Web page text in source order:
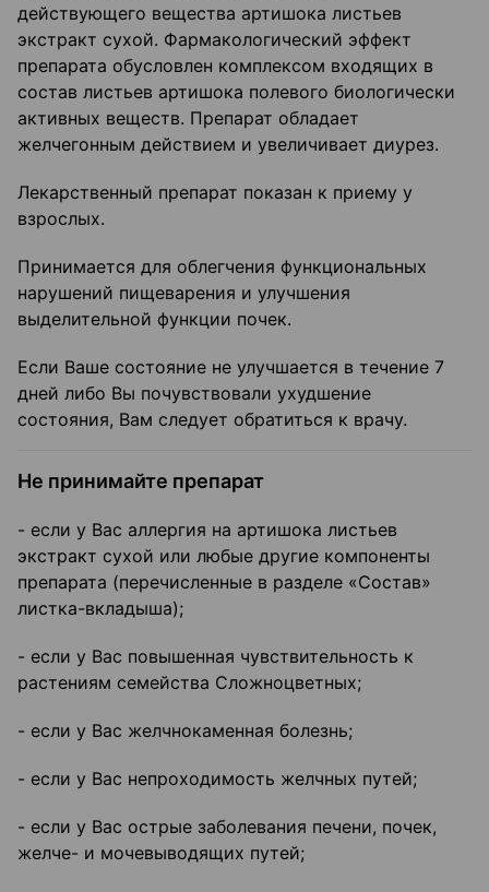
действующего вещества артишока листьев
экстракт сухой. Фармакологический эффект
препарата обусловлен комплексом входящих в
состав листьев артишока полевого биологически
активных веществ. Препарат обладает
желчегонным действием и увеличивает диурез.
Лекарственный препарат показан к приему у
взрослых.
Принимается для облегчения функциональных
нарушений пищеварения и улучшения
выделительной функции почек.
Если Ваше состояние не улучшается в течение 7
дней либо Вы почувствовали ухудшение
состояния, Вам следует обратиться к врачу.
Не принимайте препарат
- если у Вас аллергия на артишока листьев
экстракт сухой или любые другие компоненты
препарата (перечисленные в разделе «Состав»
листка-вкладыша);
- если у Вас повышенная чувствительность к
растениям семейства Сложноцветных;
- если у Вас желчнокаменная болезнь;
- если у Вас непроходимость желчных путей;
- если у Вас острые заболевания печени, почек,
желче- и мочевыводящих путей;